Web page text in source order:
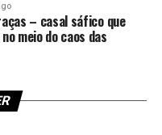
– casal sáfico que
meio do caos das